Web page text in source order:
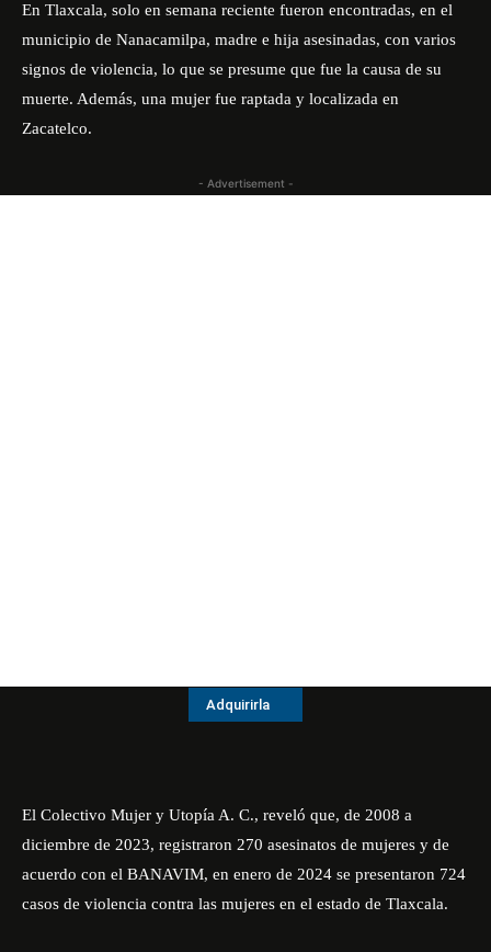
En Tlaxcala, solo en semana reciente fueron encontradas, en el
municipio de Nanacamilpa, madre e hija asesinadas, con varios
signos de violencia, lo que se presume que fue la causa de su
muerte. Además, una mujer fue raptada y localizada en
Zacatelco.
- Advertisement -
Adquirirla
El Colectivo Mujer y Utopía A. C., reveló que, de 2008 a
diciembre de 2023, registraron 270 asesinatos de mujeres y de
acuerdo con el BANAVIM, en enero de 2024 se presentaron 724
casos de violencia contra las mujeres en el estado de Tlaxcala.